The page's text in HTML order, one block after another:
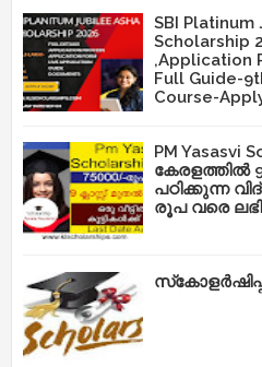
SBI
Scholarship
,Application
Full Guide-
Course-
PM Yasasvi
കേരളത്തിൽ
പഠിക്കുന്ന
രൂപ വരെ